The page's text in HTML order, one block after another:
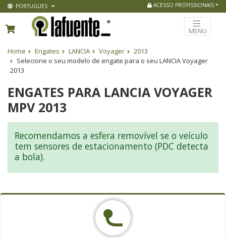
PORTUGUES ACESSO PROFISSIONAIS
MENU
Home Engates LANCIA Voyager
2013
Selecione o seu modelo de engate para o seu LANCIA Voyager
2013
ENGATES PARA LANCIA VOYAGER
MPV 2013
Recomendamos a esfera removível se o veículo
tem sensores de estacionamento (PDC detecta
a bola).